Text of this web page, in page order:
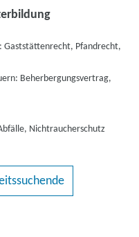
Gaststättenrecht, Pfandrecht,
Beherbergungsvertrag,
Nichtraucherschutz